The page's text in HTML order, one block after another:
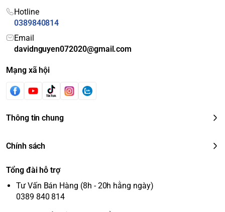
Hotline
0389840814
Email
davidnguyen072020@gmail.com
Mạng xã hội
Thông tin chung
Chính sách
Tổng đài hỗ trợ
Tư Vấn Bán Hàng (8h - 20h hằng ngày)
0389 840 814